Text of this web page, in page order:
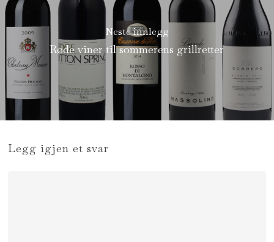
Neste innlegg
Røde viner til sommerens grillretter
Legg igjen et svar